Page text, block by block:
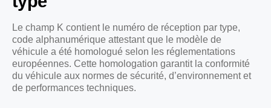
Le champ K contient le numéro de réception par type,
code alphanumérique attestant que le modèle de
véhicule a été homologué selon les réglementations
européennes. Cette homologation garantit la conformité
du véhicule aux normes de sécurité, d’environnement et
de performances techniques.